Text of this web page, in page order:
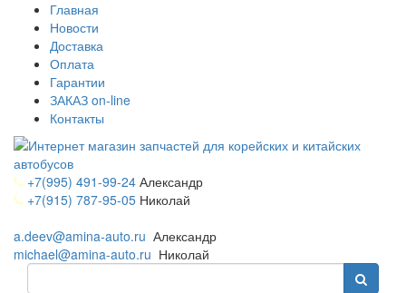
Главная
Новости
Доставка
Оплата
Гарантии
ЗАКАЗ on-line
Контакты
+7(995) 491-99-24 Александр
+7(915) 787-95-05 Николай
a.deev@amina-auto.ru Александр
michael@amina-auto.ru Николай